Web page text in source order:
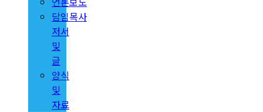
담임목사
저서
및
글
양식
및
자료